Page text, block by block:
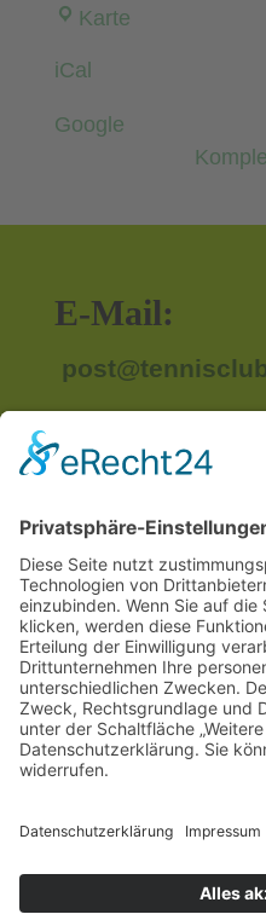
KarteTennisclub
iCal
Google
E-Mail:
Im Unterried
67489 Kirrweiler
Rechtliches
Impressum